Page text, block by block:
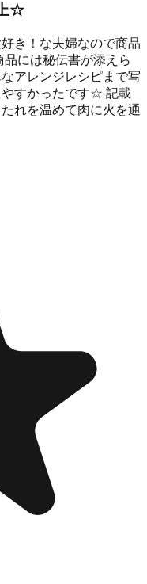
☆
き！な夫婦なので商品
には秘伝書が添えら
アレンジレシピまで写
すかったです☆ 記載
れを温めて肉に火を通